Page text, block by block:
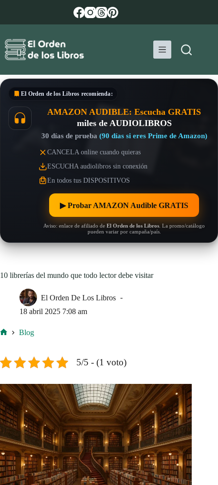
El Orden de los Libros recomienda:
AMAZON AUDIBLE: Escucha GRATIS
miles de AUDIOLIBROS
30 días de prueba (90 días si eres Prime de Amazon)
CANCELA online cuando quieras
ESCUCHA audiolibros sin conexión
En todos tus DISPOSITIVOS
▶︎ Probar AMAZON Audible GRATIS
Aviso: enlace de afiliado de El Orden de los Libros . La promo/catálogo
pueden variar por campaña/país.
10 librerías del mundo que todo lector debe visitar
El Orden De Los Libros
18 abril 2025 7:08 am
Blog
5/5 - (1 voto)